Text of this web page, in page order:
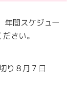
年間スケジュー
さい。
り８月７日